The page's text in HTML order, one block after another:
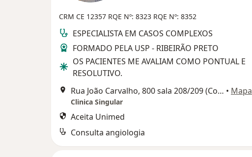
CRM CE 12357 RQE Nº: 8323 RQE Nº: 8352
ESPECIALISTA EM CASOS COMPLEXOS
FORMADO PELA USP - RIBEIRÃO PRETO
OS PACIENTES ME AVALIAM COMO PONTUAL E
RESOLUTIVO.
Rua João Carvalho, 800 sala 208/209 (Condomínio Edifício Talent Center), Fortaleza • Mapa
Clinica Singular
Aceita Unimed
Consulta angiologia